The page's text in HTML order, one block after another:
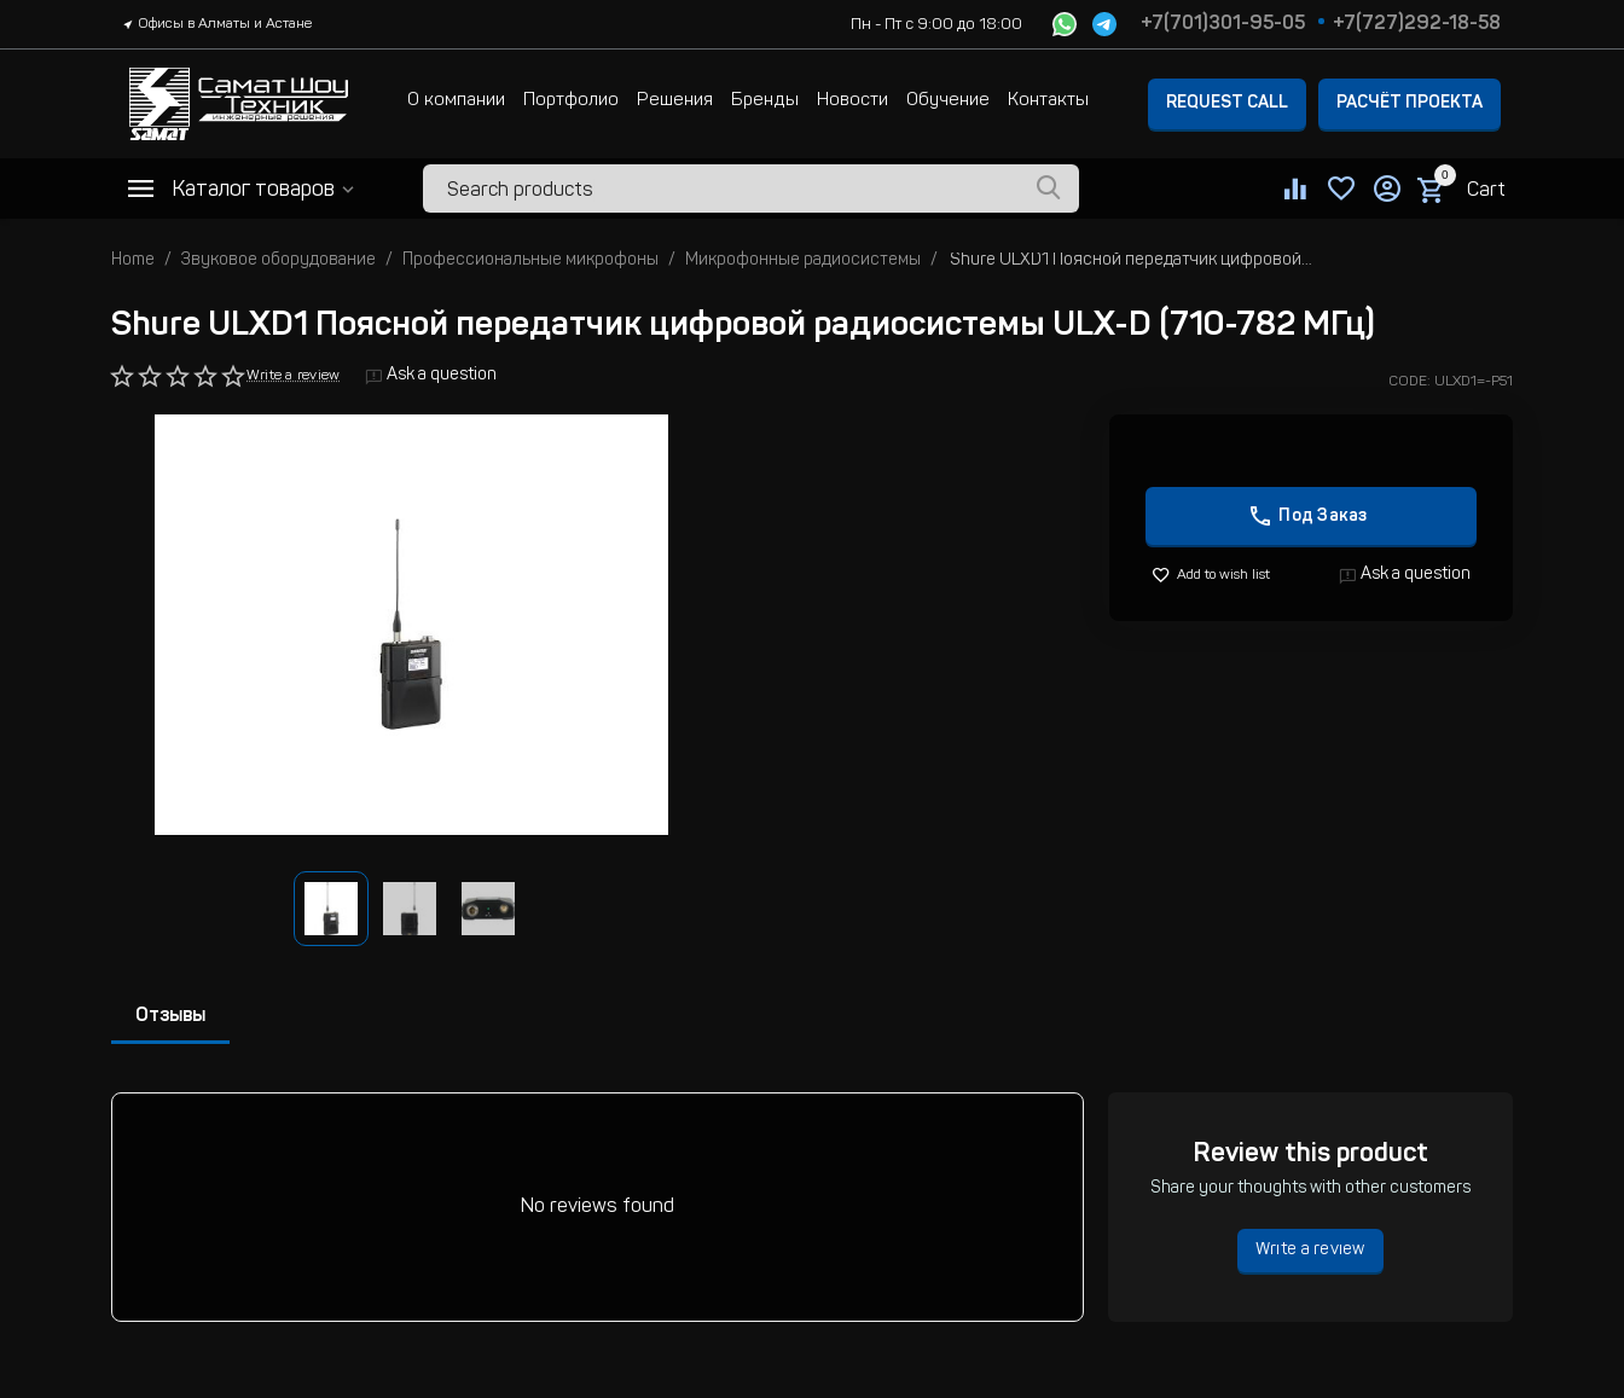
Офисы в Алматы и Астане Пн - Пт с 9:00 до 18:00 +7(701)301-95-05 +7(727)292-18-58
О компании Портфолио Решения Бренды Новости Обучение Контакты REQUEST CALL РАСЧЁТ ПРОЕКТА
Каталог товаров
0
Cart
Home Звуковое оборудование Профессиональные микрофоны Микрофонные радиосистемы Shure ULXD1 Поясной передатчик цифровой радиосистемы ULX-D (710-782 МГц)
Shure ULXD1 Поясной передатчик цифровой радиосистемы ULX-D (710-782 МГц)
Write a review Ask a question CODE: ULXD1=-P51
Под Заказ
Add to wish list Ask a question
Отзывы
No reviews found
Review this product
Share your thoughts with other customers
Write a review